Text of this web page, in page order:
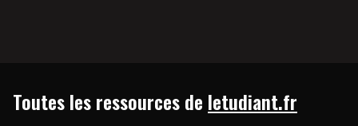
Toutes les ressources de letudiant.fr